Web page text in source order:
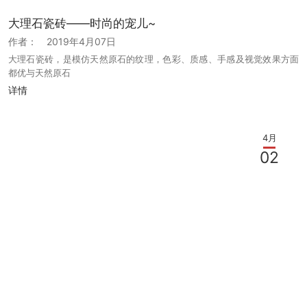
大理石瓷砖——时尚的宠儿~
作者： 2019年4月07日
大理石瓷砖，是模仿天然原石的纹理，色彩、质感、手感及视觉效果方面
都优与天然原石
详情
4月
02